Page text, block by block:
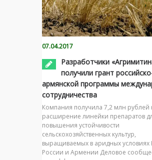
07.04.2017
Разработчики
получили грант
армянской программы
сотрудничества
Компания получила 7,2 млн рублей
расширение линейки препаратов
повышения устойчивости
сельскохозяйственных культур,
выращиваемых в аридных условиях
России и Армении Деловое